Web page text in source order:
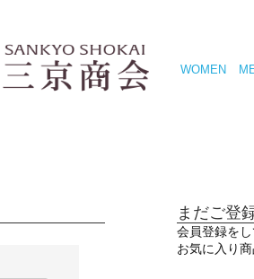
WOMEN
まだご登
会員登録を
お気に入り